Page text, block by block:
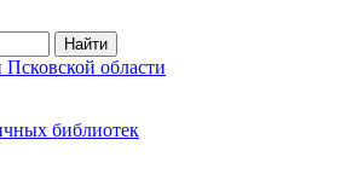
Найти
Псковской области
библиотек